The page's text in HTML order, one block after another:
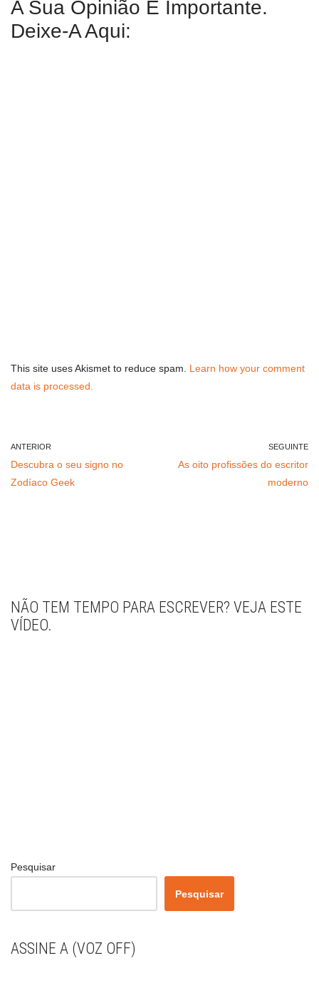
A Sua Opinião É Importante.
Deixe-A Aqui:
This site uses Akismet to reduce spam. Learn how your comment
data is processed.
ANTERIOR
Descubra o seu signo no
Zodíaco Geek
SEGUINTE
As oito profissões do escritor
moderno
NÃO TEM TEMPO PARA ESCREVER? VEJA ESTE
VÍDEO.
Pesquisar
Pesquisar
ASSINE A (VOZ OFF)